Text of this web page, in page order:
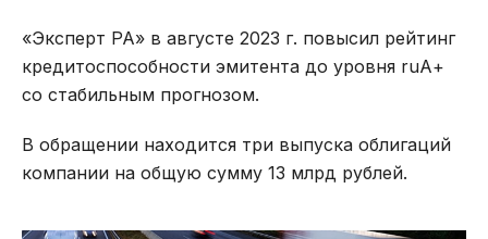
«Эксперт РА» в августе 2023 г. повысил рейтинг
кредитоспособности эмитента до уровня ruА+
со стабильным прогнозом.
В обращении находится три выпуска облигаций
компании на общую сумму 13 млрд рублей.